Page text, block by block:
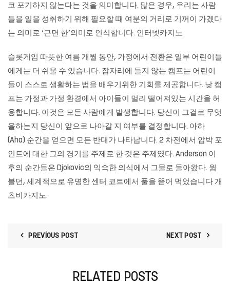
코 포기하지 않는다는 것을 의미합니다. 많은 경우, 우리는 사람
들을 일을 성취하기 위해 필요할 때 여분의 거리로 기꺼이 가겠다
는 의미로 ‘근면 한’의미로 인식합니다. 인터넷카지노
슬롯게임 따뜻한 여름 개월 동안, 가정에서 전환은 일부 어린이들
에게는 더 쉬울 수 있습니다. 잠자리에 들지 않는 캠프는 어린이
들이 스스로 생활하는 법을 배우기위한 기회를 제공합니다. 낮 캠
프는 가정과 가정 환경에서 아이들이 멀리 떨어져있는 시간을 허
용합니다. 이것은 모든 사람에게 발생합니다. 당신이 그걸로 무엇
을하는지 당신이 앞으로 나아갈 지 여부를 결정합니다. 아하
(Aha) 순간을 얻으면 모든 반대가 나타납니다. 2 차전에서 압박 포
인트에 대한 그의 경기를 주제로 한 것은 주제였다. Anderson 이
후의 순간들은 Djokovic의 익숙한 의식에서 그물로 돌아왔다. 윔
블던, 세계적으로 유명한 센터 코트에서 풀을 뜯어 먹었습니다 개
츠비카지노.
PREVIOUS POST NEXT POST
RELATED POSTS